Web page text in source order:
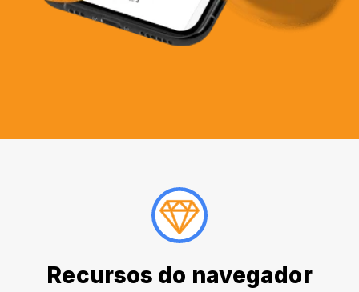
Recursos do navegador